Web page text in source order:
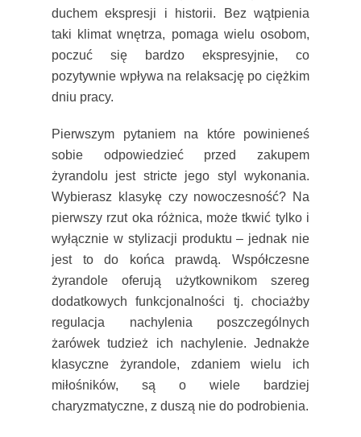
duchem ekspresji i historii. Bez wątpienia
taki klimat wnętrza, pomaga wielu osobom,
poczuć się bardzo ekspresyjnie, co
pozytywnie wpływa na relaksację po ciężkim
dniu pracy.
Pierwszym pytaniem na które powinieneś
sobie odpowiedzieć przed zakupem
żyrandolu jest stricte jego styl wykonania.
Wybierasz klasykę czy nowoczesność? Na
pierwszy rzut oka różnica, może tkwić tylko i
wyłącznie w stylizacji produktu – jednak nie
jest to do końca prawdą. Współczesne
żyrandole oferują użytkownikom szereg
dodatkowych funkcjonalności tj. chociażby
regulacja nachylenia poszczególnych
żarówek tudzież ich nachylenie. Jednakże
klasyczne żyrandole, zdaniem wielu ich
miłośników, są o wiele bardziej
charyzmatyczne, z duszą nie do podrobienia.